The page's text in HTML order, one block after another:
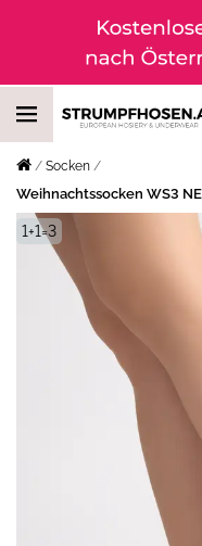
Socken
Weihnachtssocken WS3
1+1=3